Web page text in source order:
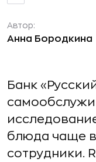
Автор:
Анна Бородкина
Банк
блюда чаще
сотрудники.